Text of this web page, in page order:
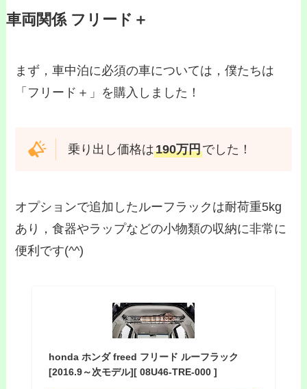
車両関係 フリード＋
まず，車中泊に必須の車については，僕たちは
「フリード＋」を購入しました！
乗り出し価格は190万円でした！
オプションで追加したルーフラックは耐荷重5kg
あり，食器やラップなどの小物類の収納に非常に
便利です(^^)
honda ホンダ freed フリード ルーフラック
[2016.9～次モデル][ 08U46-TRE-000 ]